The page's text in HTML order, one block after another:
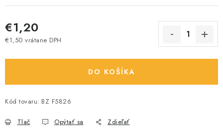
€1,20
€1,50 vrátane DPH
DO KOŠÍKA
Kód tovaru: BZ F5826
Tlač Opýtať sa Zdieľať